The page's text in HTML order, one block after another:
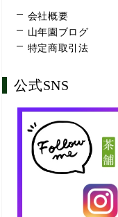
会社概要
山年園ブログ
特定商取引法
公式SNS